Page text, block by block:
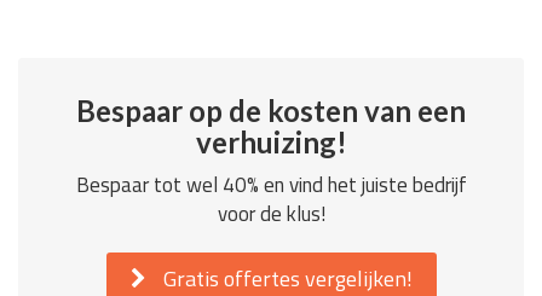
Bespaar op de kosten van een
verhuizing!
Bespaar tot wel 40% en vind het juiste bedrijf
voor de klus!
Gratis offertes vergelijken!